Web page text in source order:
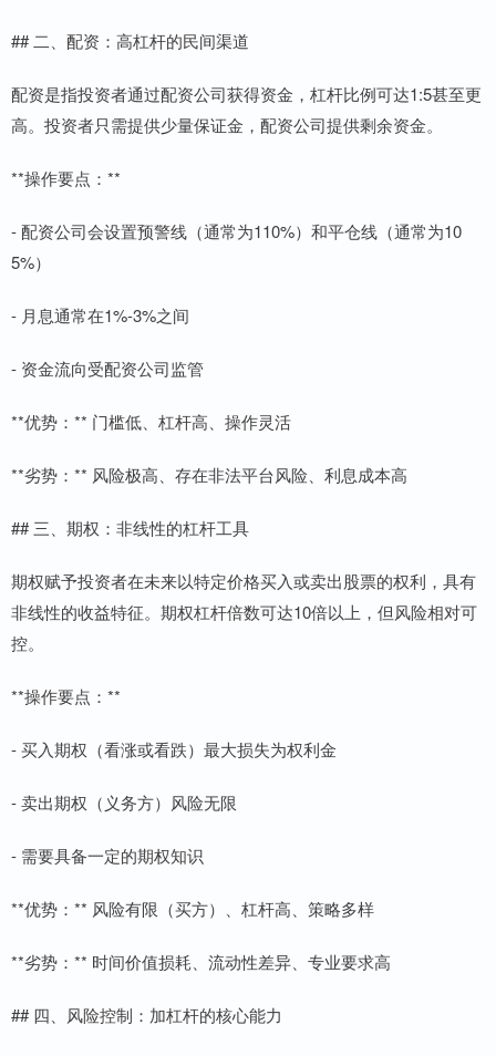
## 二、配资：高杠杆的民间渠道
配资是指投资者通过配资公司获得资金，杠杆比例可达1:5甚至更
高。投资者只需提供少量保证金，配资公司提供剩余资金。
**操作要点：**
- 配资公司会设置预警线（通常为110%）和平仓线（通常为10
5%）
- 月息通常在1%-3%之间
- 资金流向受配资公司监管
**优势：** 门槛低、杠杆高、操作灵活
**劣势：** 风险极高、存在非法平台风险、利息成本高
## 三、期权：非线性的杠杆工具
期权赋予投资者在未来以特定价格买入或卖出股票的权利，具有
非线性的收益特征。期权杠杆倍数可达10倍以上，但风险相对可
控。
**操作要点：**
- 买入期权（看涨或看跌）最大损失为权利金
- 卖出期权（义务方）风险无限
- 需要具备一定的期权知识
**优势：** 风险有限（买方）、杠杆高、策略多样
**劣势：** 时间价值损耗、流动性差异、专业要求高
## 四、风险控制：加杠杆的核心能力